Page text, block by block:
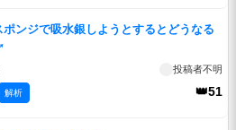
ポンジで吸水銀しようとするとどうなる
投稿者不明
👑51
解析